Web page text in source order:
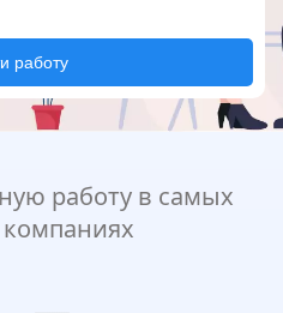
работу
работу в самых